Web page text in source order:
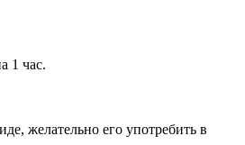
1 час.
желательно его употребить в